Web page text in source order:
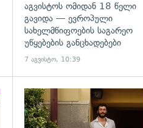
აგვისტოს ომიდან 18 წელი
გავიდა — ევროპული
სახელმწიფოების საგარეო
უწყებების განცხადებები
7 აგვისტო, 10:39